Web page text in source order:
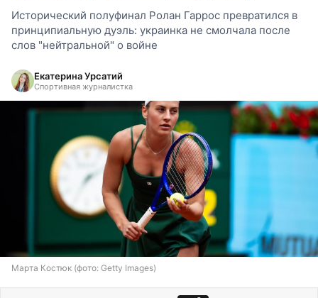
Исторический полуфинал Ролан Гаррос превратился в
принципиальную дуэль: украинка не смолчала после
слов "нейтральной" о войне
Екатерина Урсатий
Спортивная журналистка
Марта Костюк (фото: Getty Images)